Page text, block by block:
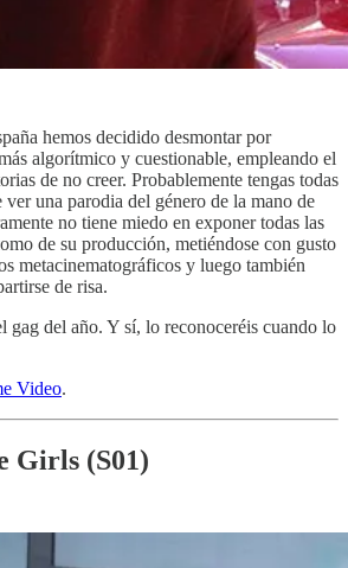
hemos decidido desmontar por
algorítmico y cuestionable, empleando el
de no creer. Probablemente tengas todas
ver una parodia del género de la mano de
no tiene miedo en exponer todas las
de su producción, metiéndose con gusto
metacinematográficos y luego también
de risa.
gag del año. Y sí, lo reconoceréis cuando lo
Video.
Girls (S01)